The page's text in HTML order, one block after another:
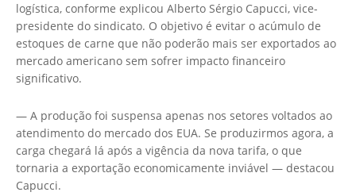
logística, conforme explicou Alberto Sérgio Capucci, vice-
presidente do sindicato. O objetivo é evitar o acúmulo de
estoques de carne que não poderão mais ser exportados ao
mercado americano sem sofrer impacto financeiro
significativo.
— A produção foi suspensa apenas nos setores voltados ao
atendimento do mercado dos EUA. Se produzirmos agora, a
carga chegará lá após a vigência da nova tarifa, o que
tornaria a exportação economicamente inviável — destacou
Capucci.